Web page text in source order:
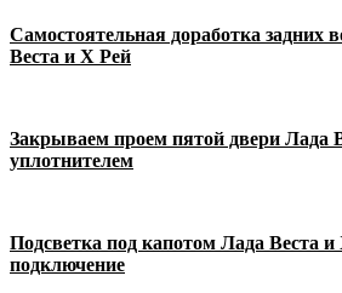
Самостоятельная доработка задних
Веста и Х Рей
Закрываем проем пятой двери Лада
уплотнителем
Подсветка под капотом Лада Веста
подключение